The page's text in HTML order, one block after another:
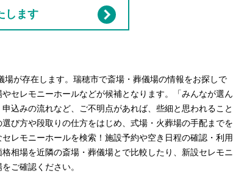
します
場が存在します。瑞穂市で斎場・葬儀場の情報をお探しで
セレモニーホールなどが候補となります。「みんなが選ん
込みの流れなど、ご不明点があれば、些細と思われること
び方や段取りの仕方をはじめ、式場・火葬場の手配までを
レモニーホールを検索！施設予約や空き日程の確認・利用
相場を近隣の斎場・葬儀場とで比較したり、新設セレモニ
ご確認ください。